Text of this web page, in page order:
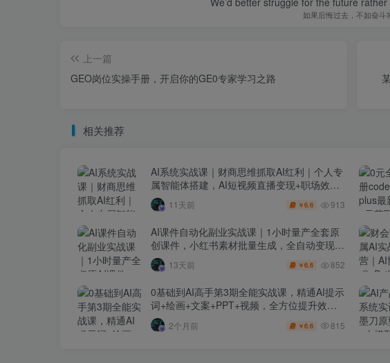
如果后悔过去，不如奋斗
上一篇
GEO岗位实操手册，开启你的GE0专家学习之路
相关推荐
AI系统实战课｜财商思维抓取AI红利｜个人专
属智能体搭建，AI短视频直播变现+职场效率
升级全套教程
11天前 ￥6.6 913
AI课件自动化副业实战课｜1小时量产全套原
创课件，小红书素材批量生成，全自动变现管
线复刻，半年卖3000单
13天前 ￥6.6 852
0基础到AI高手第3期全能实战课，精通AI提示
词+绘画+文案+PPT+视频，全方位提升效率
与副业收益
2个月前 ￥6.6 815